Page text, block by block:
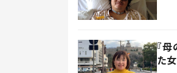
『
た